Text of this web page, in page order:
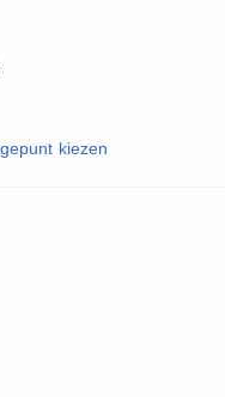
kiezen